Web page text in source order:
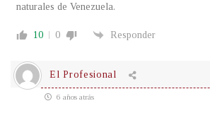
naturales de Venezuela.
10 0 Responder
El Profesional
6 años atrás